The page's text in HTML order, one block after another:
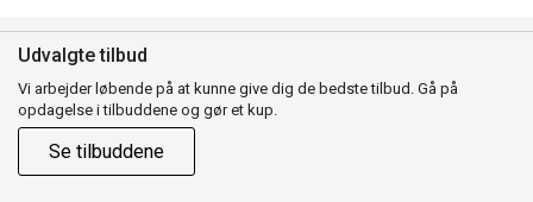
Udvalgte tilbud
Vi arbejder løbende på at kunne give dig de bedste tilbud. Gå på
opdagelse i tilbuddene og gør et kup.
Se tilbuddene